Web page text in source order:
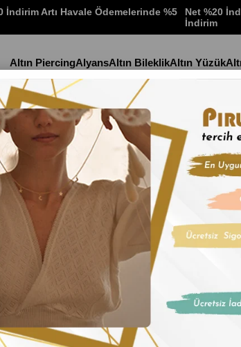
İndirim Artı Havale Ödemelerinde %5
Net %20
İndirim
Altın PiercingAlyansAltın BileklikAltın Yüzük
Reşat Altınlı Dorika Toplu Kolye